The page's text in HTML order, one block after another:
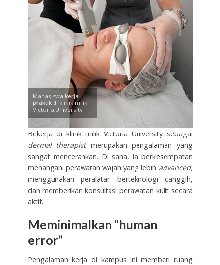
Mahasiswa kerja
praktikdi klinik milik
Victoria University
Bekerja di klinik milik Victoria University sebagai
dermal therapistmerupakan pengalaman yang
sangat mencerahkan. Di sana, ia berkesempatan
menangani perawatan wajah yang lebih advanced,
menggunakan peralatan berteknologi canggih,
dan memberikan konsultasi perawatan kulit secara
aktif.
Meminimalkan “human
error”
Pengalaman kerja di kampus ini memberi ruang